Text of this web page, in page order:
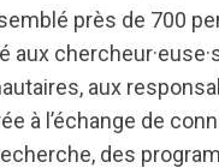
près de 700
aux
à l’échange de
des